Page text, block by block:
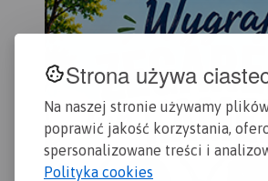
Strona używa
Na naszej stronie używamy
poprawić jakość korzystania,
spersonalizowane treści i
Polityka cookies